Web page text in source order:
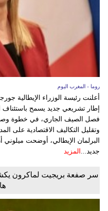
روما - المغرب اليوم
أعلنت رئيسة الوزراء الإيطالية
إطار تشريعي جديد يسمح باستئناف
فصل الصيف الجاري، في خطوة
وتقليل التكاليف الاقتصادية على
البرلمان الإيطالي، أوضحت
جديد...
المزيد
سر صفعة بريجيت لماكرون